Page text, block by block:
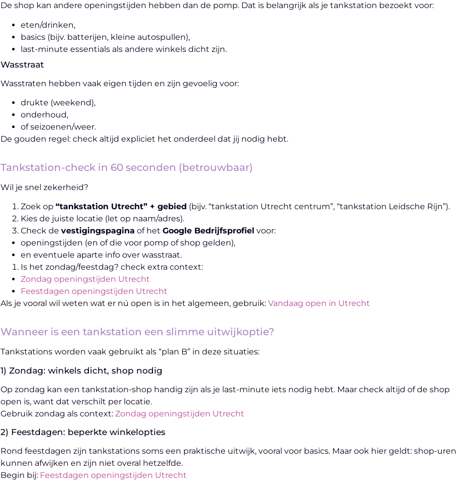
De shop kan andere openingstijden hebben dan de pomp. Dat is belangrijk als je tankstation bezoekt voor:
eten/drinken,
basics (bijv. batterijen, kleine autospullen),
last-minute essentials als andere winkels dicht zijn.
Wasstraat
Wasstraten hebben vaak eigen tijden en zijn gevoelig voor:
drukte (weekend),
onderhoud,
of seizoenen/weer.
De gouden regel: check altijd expliciet het onderdeel dat jij nodig hebt.
Tankstation-check in 60 seconden (betrouwbaar)
Wil je snel zekerheid?
Zoek op “tankstation Utrecht” + gebied (bijv. “tankstation Utrecht centrum”, “tankstation Leidsche Rijn”).
Kies de juiste locatie (let op naam/adres).
Check de vestigingspagina of het Google Bedrijfsprofiel voor:
openingstijden (en of die voor pomp of shop gelden),
en eventuele aparte info over wasstraat.
Is het zondag/feestdag? check extra context:
Zondag openingstijden Utrecht
Feestdagen openingstijden Utrecht
Als je vooral wil weten wat er nú open is in het algemeen, gebruik: Vandaag open in Utrecht
Wanneer is een tankstation een slimme uitwijkoptie?
Tankstations worden vaak gebruikt als “plan B” in deze situaties:
1) Zondag: winkels dicht, shop nodig
Op zondag kan een tankstation-shop handig zijn als je last-minute iets nodig hebt. Maar check altijd of de shop
open is, want dat verschilt per locatie.
Gebruik zondag als context: Zondag openingstijden Utrecht
2) Feestdagen: beperkte winkelopties
Rond feestdagen zijn tankstations soms een praktische uitwijk, vooral voor basics. Maar ook hier geldt: shop-uren
kunnen afwijken en zijn niet overal hetzelfde.
Begin bij: Feestdagen openingstijden Utrecht